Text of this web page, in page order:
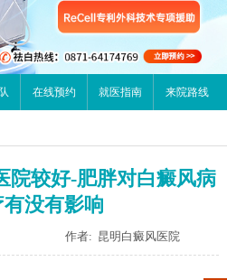
在线预约 就医指南 来院路线
院较好-肥胖对白癜风病
没有影响
作者: 昆明白癜风医院